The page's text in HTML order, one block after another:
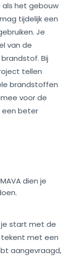
als het gebouw
tijdelijk een
Je
van de
Bij
tellen
brandstoffen
voor de
een beter
dien je
start met de
met een
aangevraagd,